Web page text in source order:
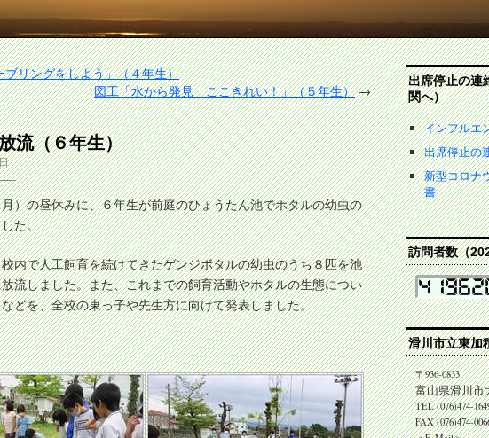
ブリングをしよう」（４年生）
図工「水から発見 ここきれい！」（５年生）→
流（６年生）
）の昼休みに、６年生が前庭のひょうたん池でホタルの幼虫の
た。
内で人工飼育を続けてきたゲンジボタルの幼虫のうち８匹を池
流しました。また、これまでの飼育活動やホタルの生態につい
どを、全校の東っ子や先生方に向けて発表しました。
出席停止の連
関へ）
インフルエ
出席停止の
新型コロナ
書
訪問者数（
滑川市立東加
〒936-0833
富山県滑川市
TEL (076)474-
FAX (076)474-